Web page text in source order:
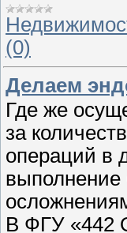
(0)
Делаем
Где же
за
операций в
выполнение
В ФГУ «442